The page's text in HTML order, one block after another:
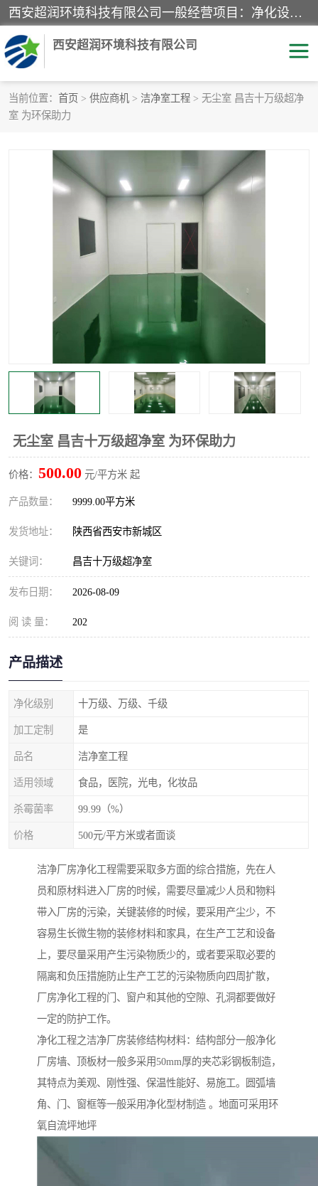
西安超润环境科技有限公司一般经营项目：净化设备、厨房设备、五金机电设备、不锈钢制品、彩钢夹心板、水处理设备的研发、销售；空气净化设备、办公设备、通风设备、建筑材料、金属材料的销售；净化工程、钢结构工程、机电设备工程的设计与施工及技术咨询服务；货物及技术的进出口的业务经营。
西安超润环境科技有限公司
当前位置： 首页 > 供应商机 > 洁净室工程 > 无尘室 昌吉十万级超净
室 为环保助力
无尘室 昌吉十万级超净室 为环保助力
价格： 500.00 元/平方米 起
产品数量： 9999.00平方米
发货地址： 陕西省西安市新城区
关键词： 昌吉十万级超净室
发布日期： 2026-08-09
阅 读 量： 202
产品描述
净化级别 十万级、万级、千级
加工定制 是
品名 洁净室工程
适用领域 食品，医院，光电，化妆品
杀霉菌率 99.99（%）
价格 500元/平方米或者面谈
洁净厂房净化工程需要采取多方面的综合措施，先在人
员和原材料进入厂房的时候，需要尽量减少人员和物料
带入厂房的污染，关键装修的时候，要采用产尘少，不
容易生长微生物的装修材料和家具，在生产工艺和设备
上，要尽量采用产生污染物质少的，或者要采取必要的
隔离和负压措施防止生产工艺的污染物质向四周扩散，
厂房净化工程的门、窗户和其他的空隙、孔洞都要做好
一定的防护工作。
净化工程之洁净厂房装修结构材料：结构部分一般净化
厂房墙、顶板材一般多采用50mm厚的夹芯彩钢板制造，
其特点为美观、刚性强、保温性能好、易施工。圆弧墙
角、门、窗框等一般采用净化型材制造 。地面可采用环
氧自流坪地坪
洁净手术室
粉尘废气净化 洁净室工程
净化车间工程 GMP车间